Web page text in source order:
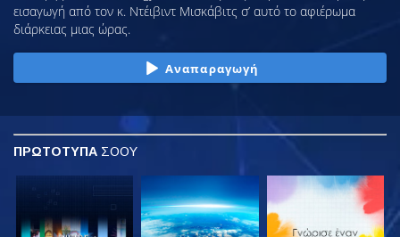
εισαγωγή από τον κ. Ντέιβιντ Μισκάβιτς σ’ αυτό το αφιέρωμα
διάρκειας μιας ώρας.
Αναπαραγωγή
ΠΡΩΤΟΤΥΠΑ ΣΟΟΥ